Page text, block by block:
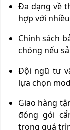
Đa dạng về
hợp với
Chính sách
chóng nếu
Đội ngũ tư
lựa chọn
Giao hàng
đóng gói
trong quá